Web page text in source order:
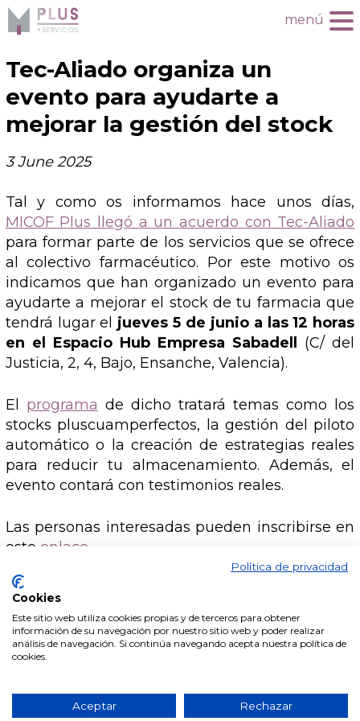
menú
Tec-Aliado organiza un
evento para ayudarte a
mejorar la gestión del stock
3 June 2025
Tal y como os informamos hace unos días,
MICOF Plus llegó a un acuerdo con Tec-Aliado
para formar parte de los servicios que se ofrece
al colectivo farmacéutico. Por este motivo os
indicamos que han organizado un evento para
ayudarte a mejorar el stock de tu farmacia que
tendrá lugar el jueves 5 de junio a las 12 horas
en el Espacio Hub Empresa Sabadell (C/ del
Justicia, 2, 4, Bajo, Ensanche, Valencia).
El programa de dicho tratará temas como los
stocks pluscuamperfectos, la gestión del piloto
automático o la creación de estrategias reales
para reducir tu almacenamiento. Además, el
evento contará con testimonios reales.
Las personas interesadas pueden inscribirse en
este enlace
96 392 20 00
Política de privacidad
Cookies
Este sitio web utiliza cookies propias y de terceros para obtener
información de su navegación por nuestro sitio web y poder realizar
análisis de navegación. Si continúa navegando acepta nuestra política de
cookies.
Aceptar Rechazar